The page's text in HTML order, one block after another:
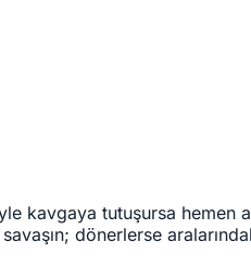
kavgaya tutuşursa hemen
dönerlerse